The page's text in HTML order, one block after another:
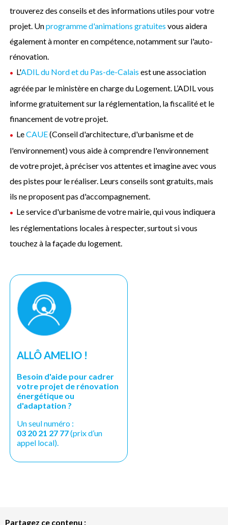
trouverez des conseils et des informations utiles pour votre
projet. Unprogramme d'animations gratuites vous aidera
également à monter en compétence, notamment sur l'auto-
rénovation.
L'ADIL du Nord et du Pas-de-Calais est une association
agréée par le ministère en charge du Logement. L’ADIL vous
informe gratuitement sur la réglementation, la fiscalité et le
financement de votre projet.
LeCAUE(Conseil d'architecture, d'urbanisme et de
l'environnement) vous aide à comprendre l'environnement
de votre projet, à préciser vos attentes et imagine avec vous
des pistes pour le réaliser. Leurs conseils sont gratuits, mais
ils ne proposent pas d'accompagnement.
Le service d'urbanisme de votre mairie, qui vous indiquera
les réglementations locales à respecter, surtout si vous
touchez à la façade du logement.
ALLÔ AMELIO !
Besoin d'aide pour cadrer
votre projet de rénovation
énergétique ou
d'adaptation ?
Un seul numéro :
03 20 21 27 77(prix d’un
appel local).
Partagez ce contenu :